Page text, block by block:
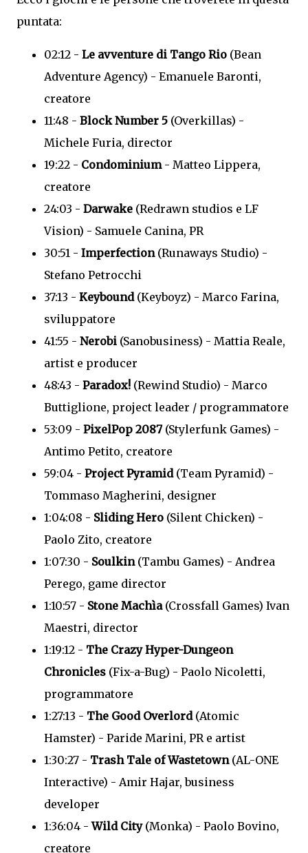
puntata:
02:12 - Le avventure di Tango Rio (Bean
Adventure Agency) - Emanuele Baronti,
creatore
11:48 - Block Number 5 (Overkillas) -
Michele Furia, director
19:22 - Condominium - Matteo Lippera,
creatore
24:03 - Darwake (Redrawn studios e LF
Vision) - Samuele Canina, PR
30:51 - Imperfection (Runaways Studio) -
Stefano Petrocchi
37:13 - Keybound (Keyboyz) - Marco Farina,
sviluppatore
41:55 - Nerobi (Sanobusiness) - Mattia Reale,
artist e producer
48:43 - Paradox! (Rewind Studio) - Marco
Buttiglione, project leader / programmatore
53:09 - PixelPop 2087 (Stylerfunk Games) -
Antimo Petito, creatore
59:04 - Project Pyramid(Team Pyramid) -
Tommaso Magherini, designer
1:04:08 - Sliding Hero (Silent Chicken) -
Paolo Zito, creatore
1:07:30 - Soulkin (Tambu Games) - Andrea
Perego, game director
1:10:57 - Stone Machìa(Crossfall Games) Ivan
Maestri, director
1:19:12 - The Crazy Hyper-Dungeon
Chronicles (Fix-a-Bug) - Paolo Nicoletti,
programmatore
1:27:13 - The Good Overlord(Atomic
Hamster) - Paride Marini, PR e artist
1:30:27 - Trash Tale of Wastetown(AL-ONE
Interactive) - Amir Hajar, business
developer
1:36:04 -Wild City(Monka) - Paolo Bovino,
creatore